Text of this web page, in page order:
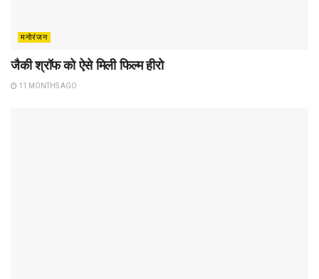
मनोरंजन
जैकी श्रॉफ को ऐसे मिली फिल्म हीरो
11 MONTHS AGO